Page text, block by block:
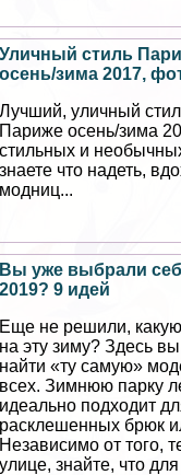
Уличный стиль
осень/зима 2017,
Лучший, уличный
Париже осень/зима
стильных и
знаете что надеть,
модниц...
Вы уже выбрали
2019? 9 идей
Еще не решили,
на эту зиму? Здесь
найти «ту самую»
всех. Зимнюю парку
идеально подходит
расклешенных брюк
Независимо от того,
улице, знайте, что